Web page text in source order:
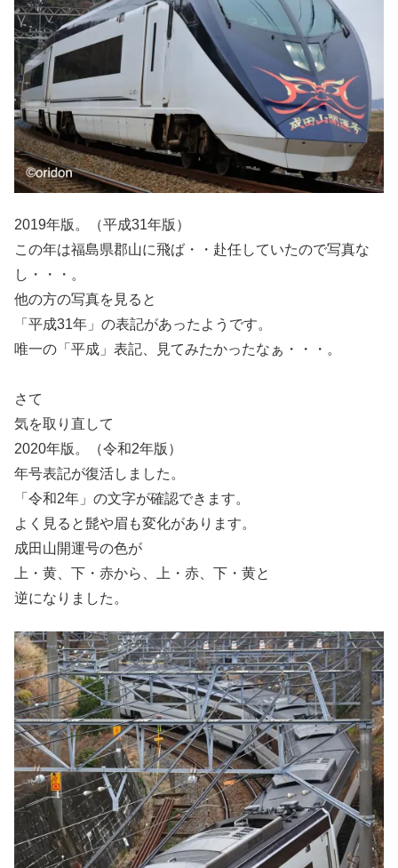
2019年版。（平成31年版）
この年は福島県郡山に飛ば・・赴任していたので写真な
し・・・。
他の方の写真を見ると
「平成31年」の表記があったようです。
唯一の「平成」表記、見てみたかったなぁ・・・。
さて
気を取り直して
2020年版。（令和2年版）
年号表記が復活しました。
「令和2年」の文字が確認できます。
よく見ると髭や眉も変化があります。
成田山開運号の色が
上・黄、下・赤から、上・赤、下・黄と
逆になりました。